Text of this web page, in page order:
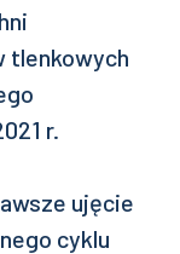
tlenkowych
r.
ujęcie
cyklu